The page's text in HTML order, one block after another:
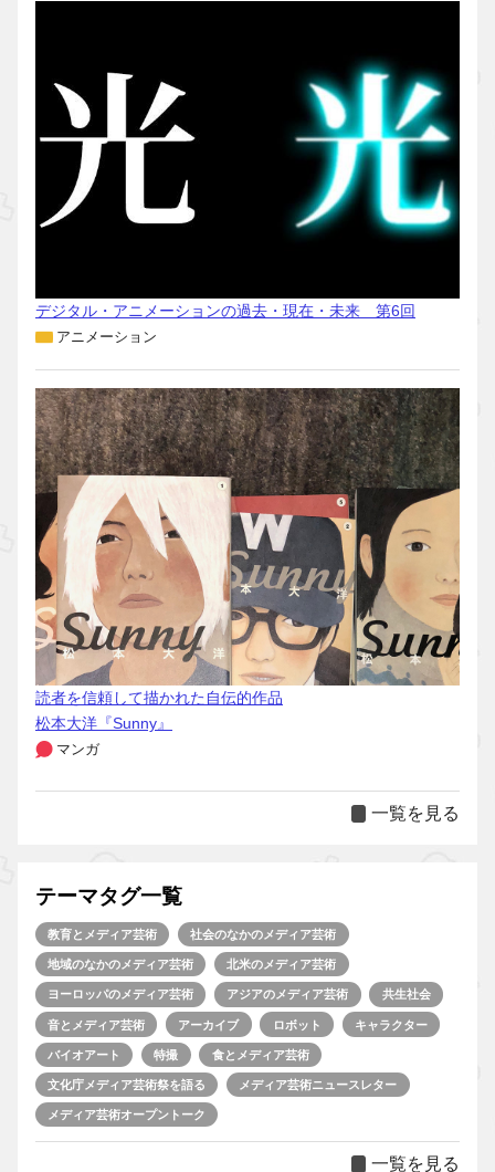
デジタル・アニメーションの過去・現在・未来 第6回
アニメーション
読者を信頼して描かれた自伝的作品
松本大洋『Sunny』
マンガ
一覧を見る
テーマタグ一覧
教育とメディア芸術 社会のなかのメディア芸術
地域のなかのメディア芸術 北米のメディア芸術
ヨーロッパのメディア芸術 アジアのメディア芸術 共生社会
音とメディア芸術 アーカイブ ロボット キャラクター
バイオアート 特撮 食とメディア芸術
文化庁メディア芸術祭を語る メディア芸術ニュースレター
メディア芸術オープントーク
一覧を見る